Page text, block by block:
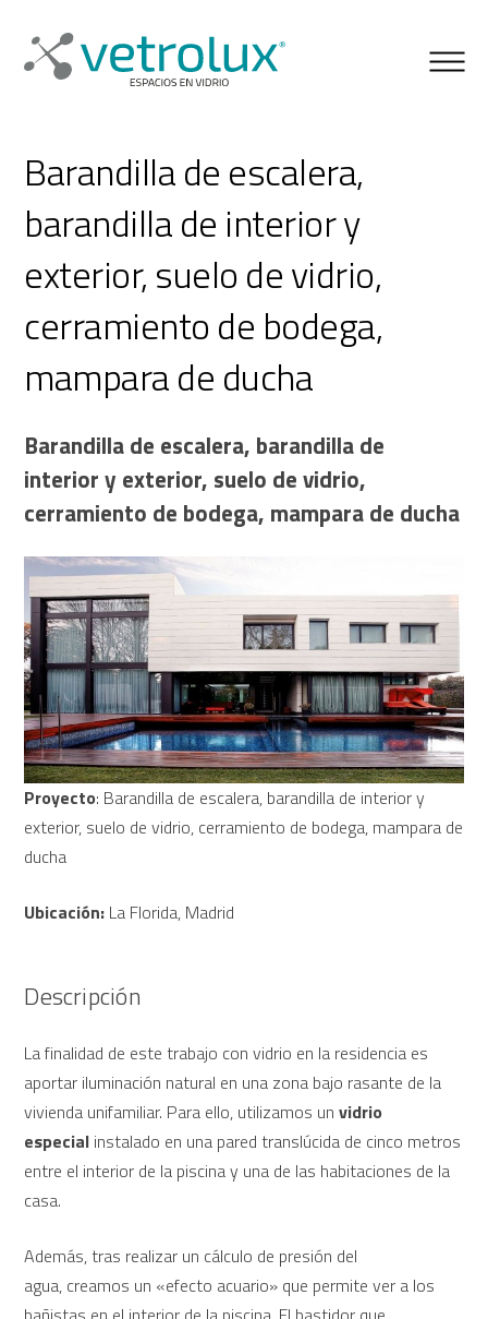
Barandilla de escalera,
barandilla de interior y
exterior, suelo de vidrio,
cerramiento de bodega,
mampara de ducha
Barandilla de escalera, barandilla de
interior y exterior, suelo de vidrio,
cerramiento de bodega, mampara de ducha
Proyecto: Barandilla de escalera, barandilla de interior y
exterior, suelo de vidrio, cerramiento de bodega, mampara de
ducha
Ubicación: La Florida, Madrid
Descripción
La finalidad de este trabajo con vidrio en la residencia es
aportar iluminación natural en una zona bajo rasante de la
vivienda unifamiliar. Para ello, utilizamos unvidrio
especial instalado en una pared translúcida de cinco metros
entre el interior de la piscina y una de las habitaciones de la
casa.
Además, tras realizar un cálculo de presión del
agua, creamos un «efecto acuario» que permite ver a los